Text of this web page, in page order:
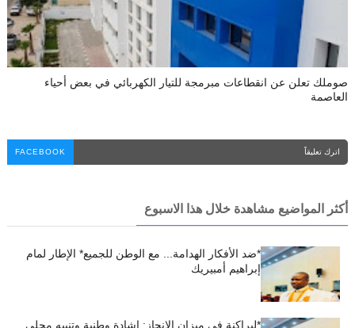
صوملك تعلن عن انقطاعات مبرمجة للتيار الكهربائي في بعض أحياء
العاصمة
اترك تعليقاً FACEBOOK
أكثر المواضيع مشاهدة خلال هذا الاسبوع
*ضد الأفكار الهدامة... مع الوطن للجميع* الإطار لمام
إبراهيم أمبيريك
*لبراكنة في ميزان الإنجاز: إشادة وطنية وتنبيه محلي